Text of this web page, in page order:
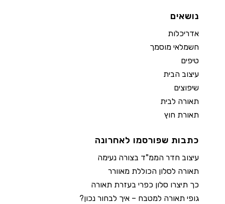
נושאים
אדריכלות
חשמלאי מוסמך
טיפים
עיצוב הבית
שיפוצים
תאורה לבית
תאורת חוץ
כתבות שפורסמו לאחרונה
עיצוב חדר הממ"ד בצורה נעימה
תאורה לסלון הכוללת מאוורר
כך תיצרו סלון כפרי בעזרת תאורה
גופי תאורה למטבח – איך לבחור נכון?